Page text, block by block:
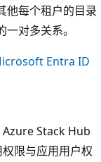
他每个租户的目录
对多关系。
Entra ID
Azure Stack Hub
限与应用用户权